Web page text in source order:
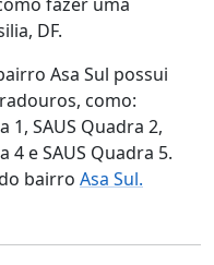
DF.
Asa Sul possui
como:
1, SAUS Quadra 2,
4 e SAUS Quadra 5.
bairro Asa Sul.